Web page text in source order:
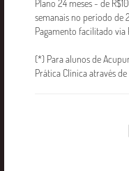
semanais no período de
Pagamento facilitado via
(*) Para alunos de
Prática Clínica através